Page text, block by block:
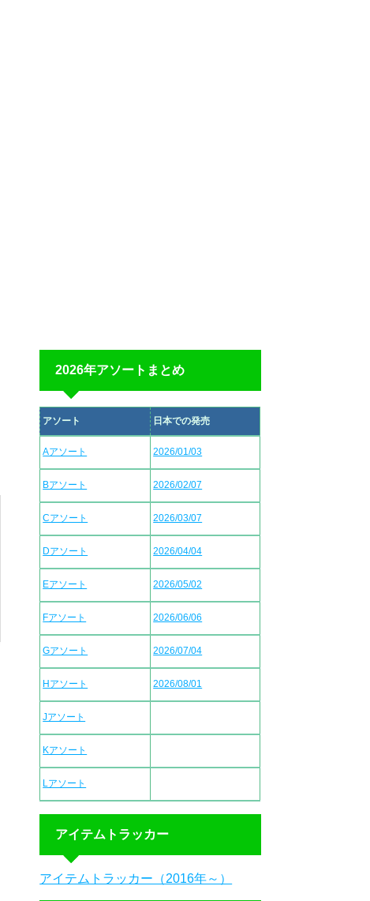
2026年アソートまとめ
アソート 日本での発売
Aアソート 2026/01/03
Bアソート 2026/02/07
Cアソート 2026/03/07
Dアソート 2026/04/04
Eアソート 2026/05/02
Fアソート 2026/06/06
Gアソート 2026/07/04
Hアソート 2026/08/01
Jアソート
Kアソート
Lアソート
アイテムトラッカー
アイテムトラッカー（2016年～）